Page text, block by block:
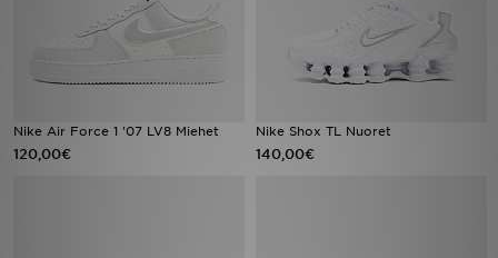
Nike Air Force 1 '07 LV8 Miehet
120,00€
Nike Shox TL Nuoret
140,00€